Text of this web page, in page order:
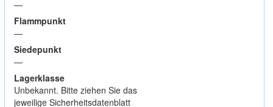
—
Flammpunkt
—
Siedepunkt
—
Lagerklasse
Unbekannt. Bitte ziehen Sie das
jeweilige Sicherheitsdatenblatt